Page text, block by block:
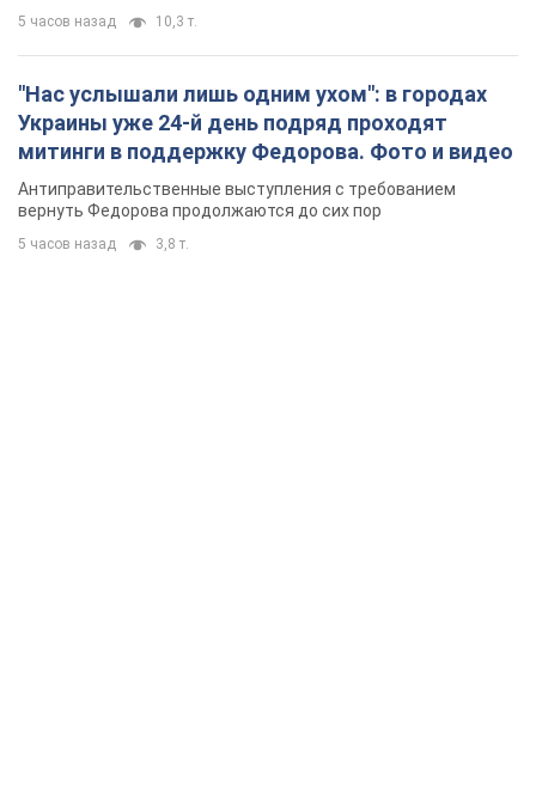
5 часов назад 10,3 т.
"Нас услышали лишь одним ухом": в городах
Украины уже 24-й день подряд проходят
митинги в поддержку Федорова. Фото и видео
Антиправительственные выступления с требованием
вернуть Федорова продолжаются до сих пор
5 часов назад 3,8 т.